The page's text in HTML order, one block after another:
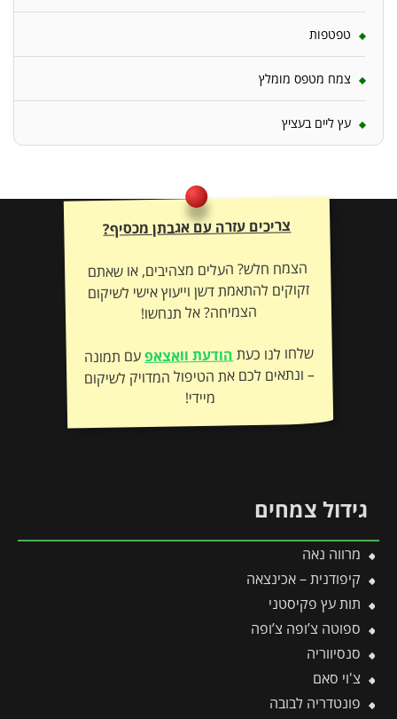
טפטפות
צמח מטפס מומלץ
עץ ליים בעציץ
צריכים עזרה עם אגבתן מכסיף?
הצמח חלש? העלים מצהיבים, או שאתם
זקוקים להתאמת דשן וייעוץ אישי לשיקום
הצמיחה? אל תנחשו!
שלחו לנו כעתהודעת וואצאפעם תמונה
– ונתאים לכם את הטיפול המדויק לשיקום
מיידי!
גידול צמחים
מרווה נאה
קיפודנית – אכינצאה
תות עץ פקיסטני
ספוטה צ’ופה צ’ופה
סנסיווריה
צ'וי סאם
פונטדריה לבובה